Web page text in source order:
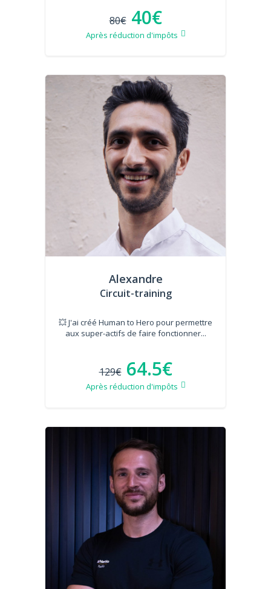
80€ 40€
Après réduction d'impôts
Alexandre
Circuit-training
💥 J'ai créé Human to Hero pour permettre
aux super-actifs de faire fonctionner...
129€ 64.5€
Après réduction d'impôts